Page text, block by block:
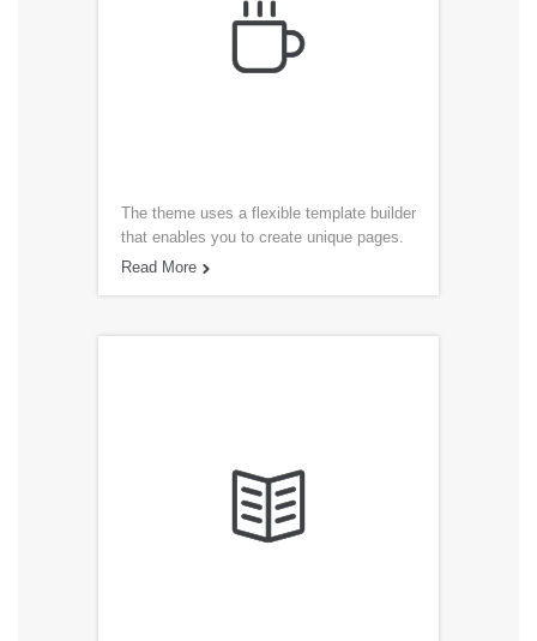

The theme uses a flexible template builder
that enables you to create unique pages.
Read More 
